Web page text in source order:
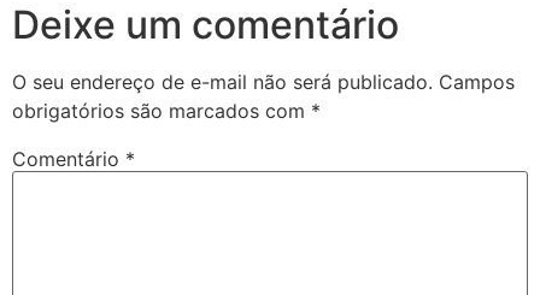
Deixe um comentário
O seu endereço de e-mail não será publicado. Campos
obrigatórios são marcados com *
Comentário *